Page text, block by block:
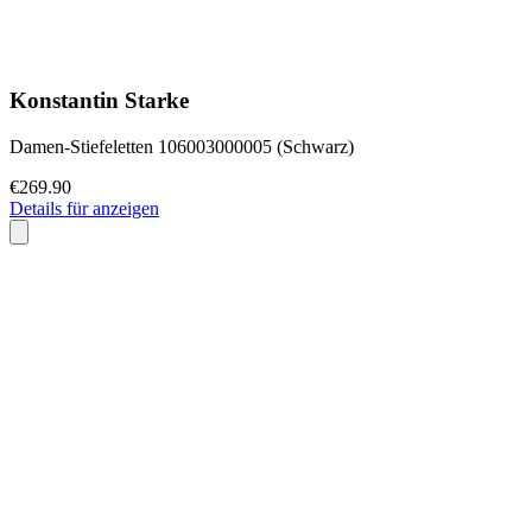
Konstantin Starke
Damen-Stiefeletten 106003000005 (Schwarz)
€269.90
Details für anzeigen